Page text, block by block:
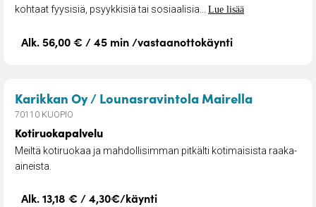
kohtaat fyysisiä, psyykkisiä tai sosiaalisia... Lue lisää
Alk. 56,00 € / 45 min /vastaanottokäynti
Karikkan Oy / Lounasravintola Mairella–
70110 KUOPIO
Kotiruokapalvelu
Meiltä kotiruokaa ja mahdollisimman pitkälti kotimaisista raaka-
aineista.
Alk. 13,18 € / 4,30€/käynti